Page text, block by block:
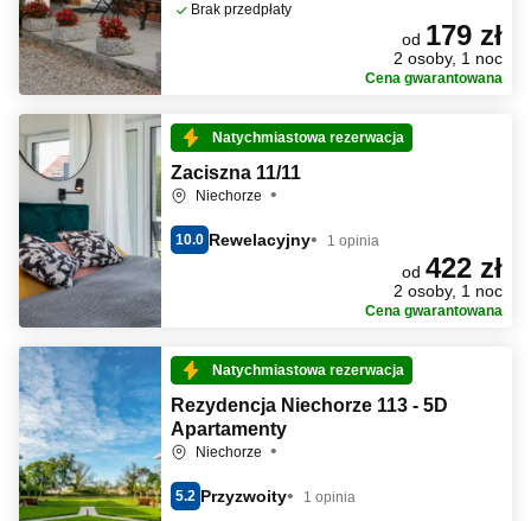
Brak przedpłaty
od 179 zł
2 osoby, 1 noc
Cena gwarantowana
Natychmiastowa rezerwacja
Zaciszna 11/11
Niechorze
10.0 Rewelacyjny 1 opinia
od 422 zł
2 osoby, 1 noc
Cena gwarantowana
Natychmiastowa rezerwacja
Rezydencja Niechorze 113 - 5D
Apartamenty
Niechorze
5.2 Przyzwoity 1 opinia